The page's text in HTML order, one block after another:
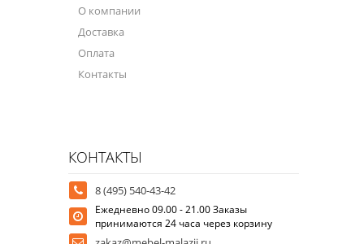
О компании
Доставка
Оплата
Контакты
КОНТАКТЫ
8 (495) 540-43-42
Ежедневно 09.00 - 21.00 Заказы
принимаются 24 часа через корзину